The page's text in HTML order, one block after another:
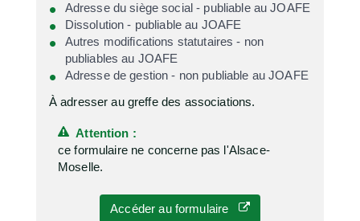
Adresse du siège social - publiable au JOAFE
Dissolution - publiable au JOAFE
Autres modifications statutaires - non
publiables au JOAFE
Adresse de gestion - non publiable au JOAFE
À adresser au greffe des associations.
Attention :
ce formulaire ne concerne pas l'Alsace-
Moselle.
Accéder au formulaire